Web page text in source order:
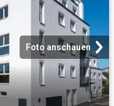
Foto anschauen